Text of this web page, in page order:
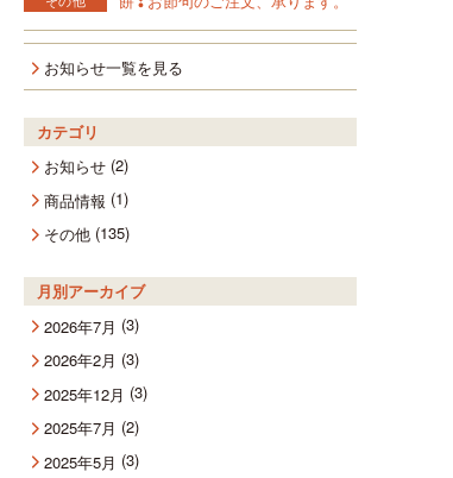
お知らせ一覧を見る
カテゴリ
お知らせ(2)
商品情報 (1)
その他(135)
月別アーカイブ
2026年7月 (3)
2026年2月 (3)
2025年12月 (3)
2025年7月 (2)
2025年5月 (3)